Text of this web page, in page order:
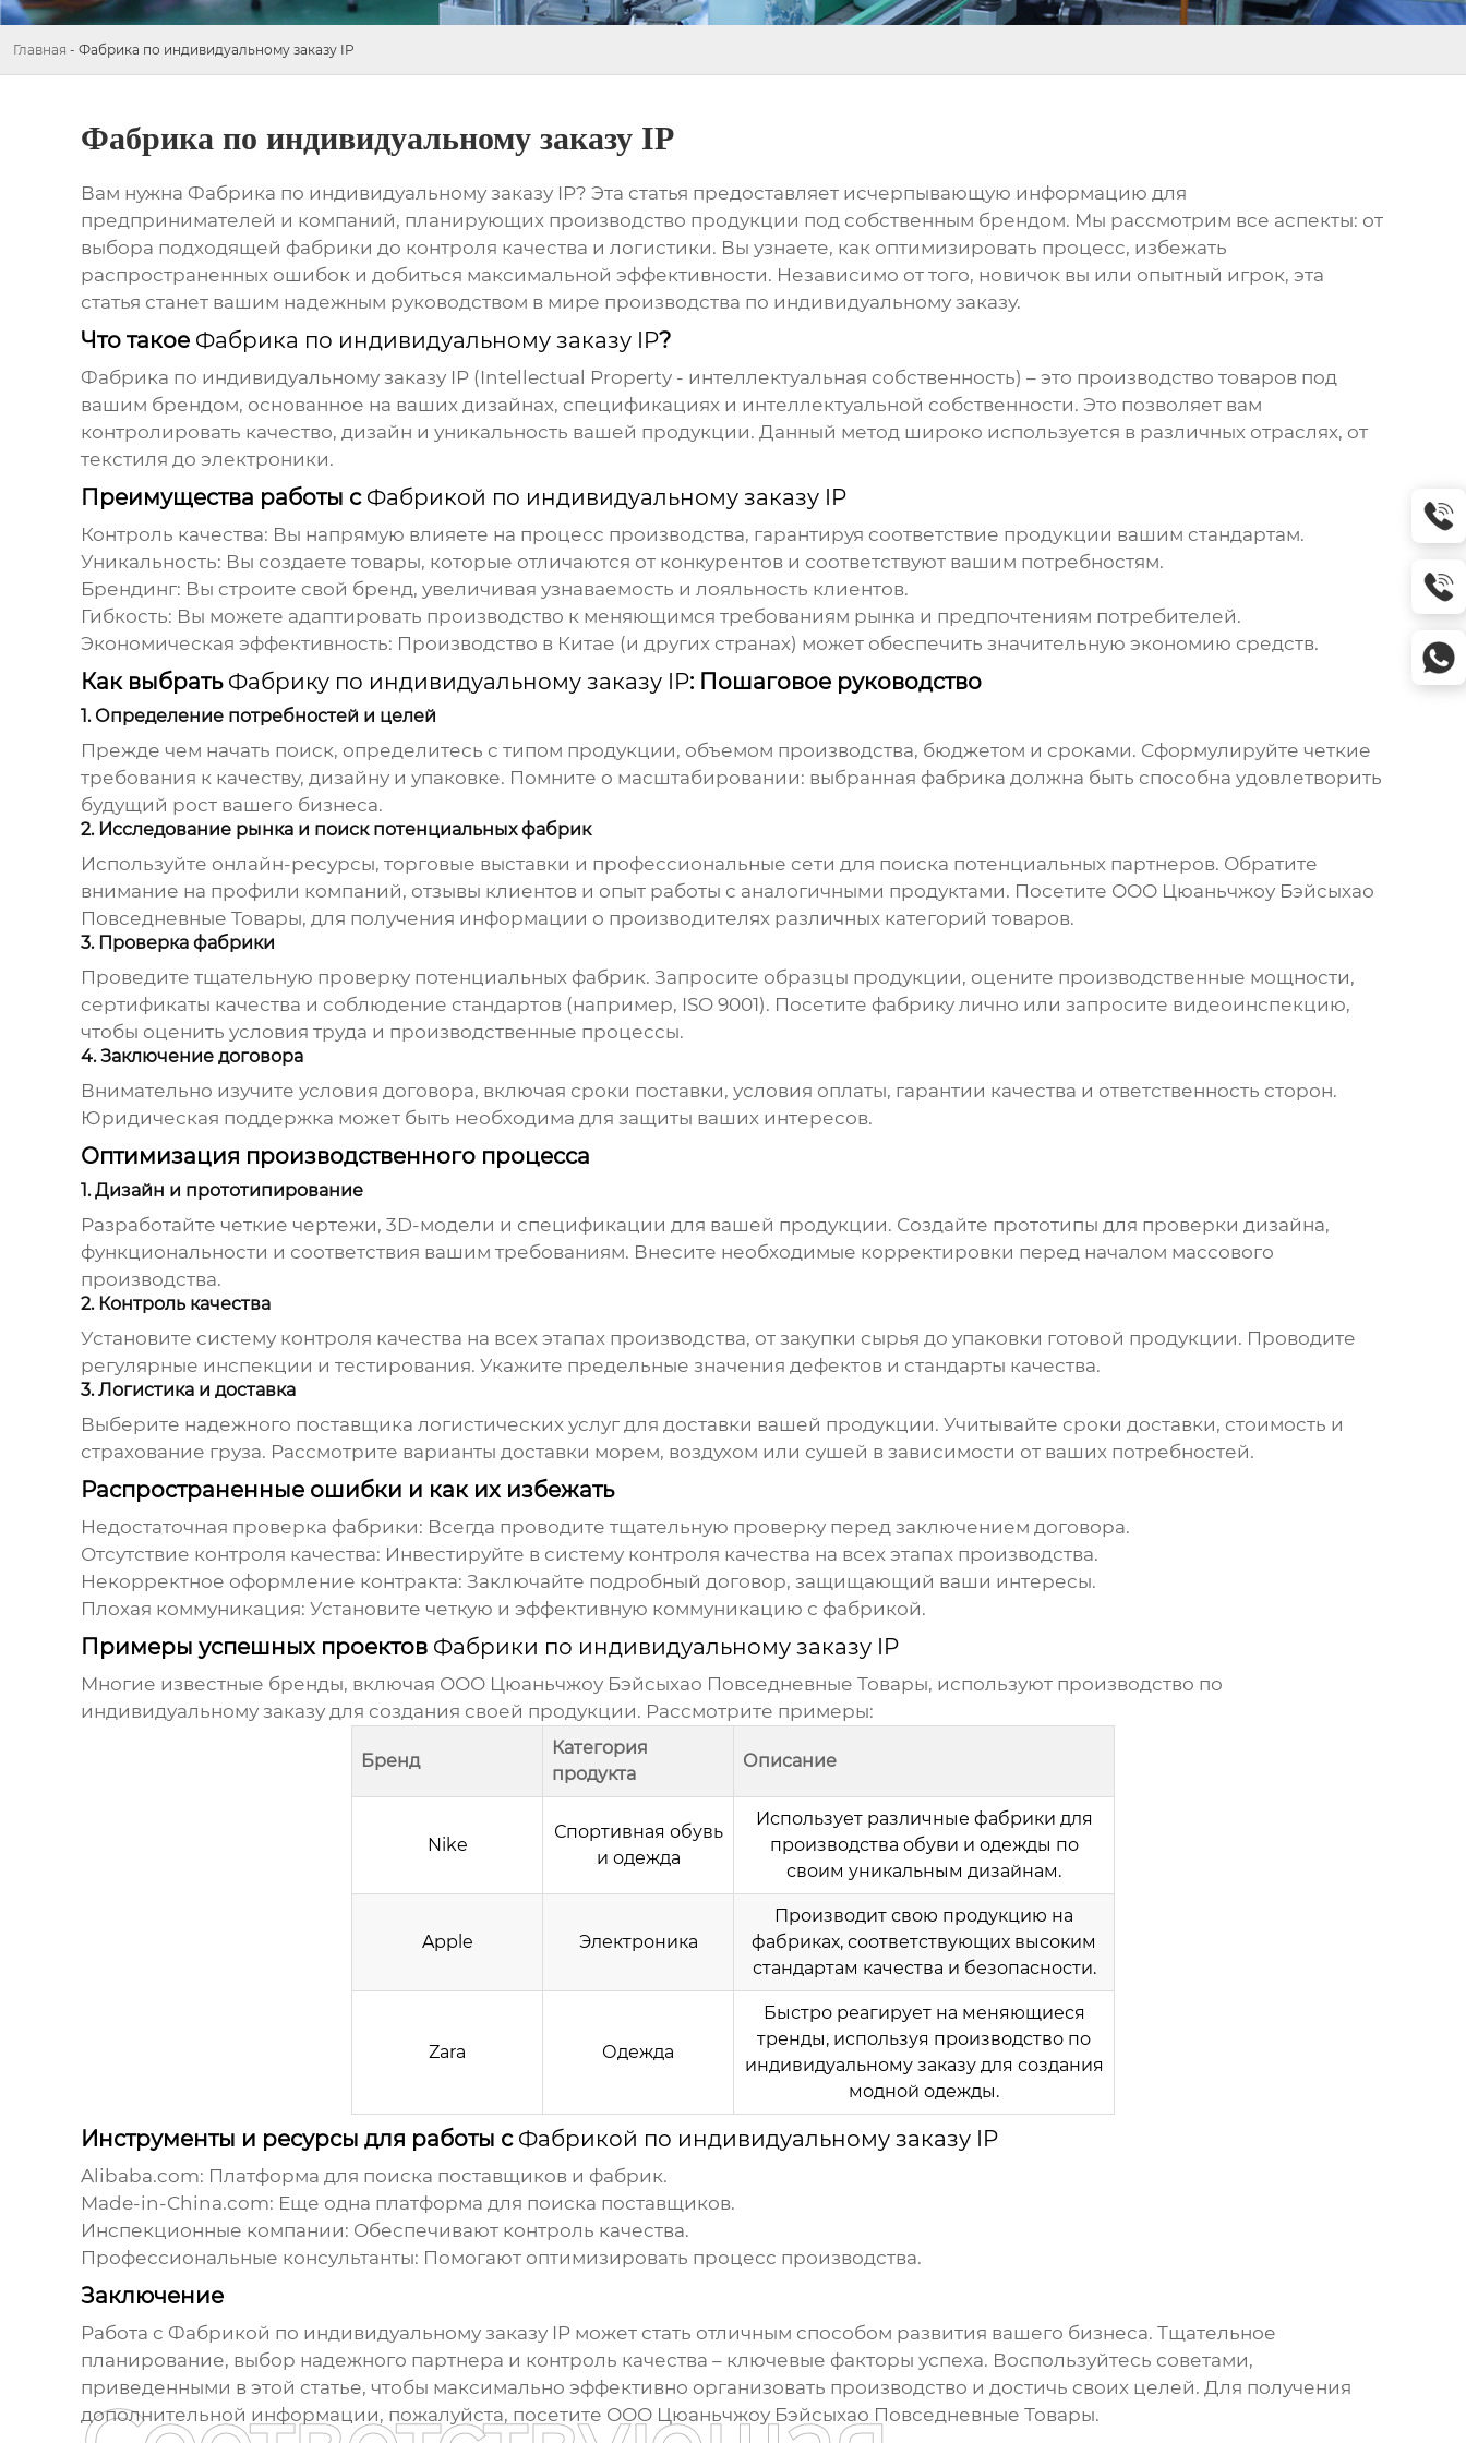
Главная - Фабрика по индивидуальному заказу IP
Фабрика по индивидуальному заказу IP
Вам нужна Фабрика по индивидуальному заказу IP? Эта статья предоставляет исчерпывающую информацию для
предпринимателей и компаний, планирующих производство продукции под собственным брендом. Мы рассмотрим все аспекты: от
выбора подходящей фабрики до контроля качества и логистики. Вы узнаете, как оптимизировать процесс, избежать
распространенных ошибок и добиться максимальной эффективности. Независимо от того, новичок вы или опытный игрок, эта
статья станет вашим надежным руководством в мире производства по индивидуальному заказу.
Что такое Фабрика по индивидуальному заказу IP?
Фабрика по индивидуальному заказу IP(Intellectual Property - интеллектуальная собственность) – это производство товаров под
вашим брендом, основанное на ваших дизайнах, спецификациях и интеллектуальной собственности. Это позволяет вам
контролировать качество, дизайн и уникальность вашей продукции. Данный метод широко используется в различных отраслях, от
текстиля до электроники.
Преимущества работы с Фабрикой по индивидуальному заказу IP
Контроль качества: Вы напрямую влияете на процесс производства, гарантируя соответствие продукции вашим стандартам.
Уникальность: Вы создаете товары, которые отличаются от конкурентов и соответствуют вашим потребностям.
Брендинг: Вы строите свой бренд, увеличивая узнаваемость и лояльность клиентов.
Гибкость: Вы можете адаптировать производство к меняющимся требованиям рынка и предпочтениям потребителей.
Экономическая эффективность: Производство в Китае (и других странах) может обеспечить значительную экономию средств.
Как выбрать Фабрику по индивидуальному заказу IP: Пошаговое руководство
1. Определение потребностей и целей
Прежде чем начать поиск, определитесь с типом продукции, объемом производства, бюджетом и сроками. Сформулируйте четкие
требования к качеству, дизайну и упаковке. Помните о масштабировании: выбранная фабрика должна быть способна удовлетворить
будущий рост вашего бизнеса.
2. Исследование рынка и поиск потенциальных фабрик
Используйте онлайн-ресурсы, торговые выставки и профессиональные сети для поиска потенциальных партнеров. Обратите
внимание на профили компаний, отзывы клиентов и опыт работы с аналогичными продуктами. Посетите ООО Цюаньчжоу Бэйсыхао
Повседневные Товары, для получения информации о производителях различных категорий товаров.
3. Проверка фабрики
Проведите тщательную проверку потенциальных фабрик. Запросите образцы продукции, оцените производственные мощности,
сертификаты качества и соблюдение стандартов (например, ISO 9001). Посетите фабрику лично или запросите видеоинспекцию,
чтобы оценить условия труда и производственные процессы.
4. Заключение договора
Внимательно изучите условия договора, включая сроки поставки, условия оплаты, гарантии качества и ответственность сторон.
Юридическая поддержка может быть необходима для защиты ваших интересов.
Оптимизация производственного процесса
1. Дизайн и прототипирование
Разработайте четкие чертежи, 3D-модели и спецификации для вашей продукции. Создайте прототипы для проверки дизайна,
функциональности и соответствия вашим требованиям. Внесите необходимые корректировки перед началом массового
производства.
2. Контроль качества
Установите систему контроля качества на всех этапах производства, от закупки сырья до упаковки готовой продукции. Проводите
регулярные инспекции и тестирования. Укажите предельные значения дефектов и стандарты качества.
3. Логистика и доставка
Выберите надежного поставщика логистических услуг для доставки вашей продукции. Учитывайте сроки доставки, стоимость и
страхование груза. Рассмотрите варианты доставки морем, воздухом или сушей в зависимости от ваших потребностей.
Распространенные ошибки и как их избежать
Недостаточная проверка фабрики: Всегда проводите тщательную проверку перед заключением договора.
Отсутствие контроля качества: Инвестируйте в систему контроля качества на всех этапах производства.
Некорректное оформление контракта: Заключайте подробный договор, защищающий ваши интересы.
Плохая коммуникация: Установите четкую и эффективную коммуникацию с фабрикой.
Примеры успешных проектов Фабрики по индивидуальному заказу IP
Многие известные бренды, включая ООО Цюаньчжоу Бэйсыхао Повседневные Товары, используют производство по
индивидуальному заказу для создания своей продукции. Рассмотрите примеры:
Бренд
Категория
продукта
Описание
Nike
Спортивная обувь
и одежда
Использует различные фабрики для
производства обуви и одежды по
своим уникальным дизайнам.
Apple Электроника
Производит свою продукцию на
фабриках, соответствующих высоким
стандартам качества и безопасности.
Zara Одежда
Быстро реагирует на меняющиеся
тренды, используя производство по
индивидуальному заказу для создания
модной одежды.
Инструменты и ресурсы для работы с Фабрикой по индивидуальному заказу IP
Alibaba.com: Платформа для поиска поставщиков и фабрик.
Made-in-China.com: Еще одна платформа для поиска поставщиков.
Инспекционные компании: Обеспечивают контроль качества.
Профессиональные консультанты: Помогают оптимизировать процесс производства.
Заключение
Работа с Фабрикой по индивидуальному заказу IPможет стать отличным способом развития вашего бизнеса. Тщательное
планирование, выбор надежного партнера и контроль качества – ключевые факторы успеха. Воспользуйтесь советами,
приведенными в этой статье, чтобы максимально эффективно организовать производство и достичь своих целей. Для получения
дополнительной информации, пожалуйста, посетите ООО Цюаньчжоу Бэйсыхао Повседневные Товары.